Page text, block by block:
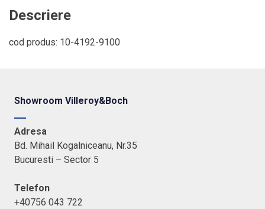
0,30
l
Descriere
cod produs: 10-4192-9100
Showroom Villeroy&Boch
Adresa
Bd. Mihail Kogalniceanu, Nr.35
Bucuresti – Sector 5
Telefon
+40756 043 722